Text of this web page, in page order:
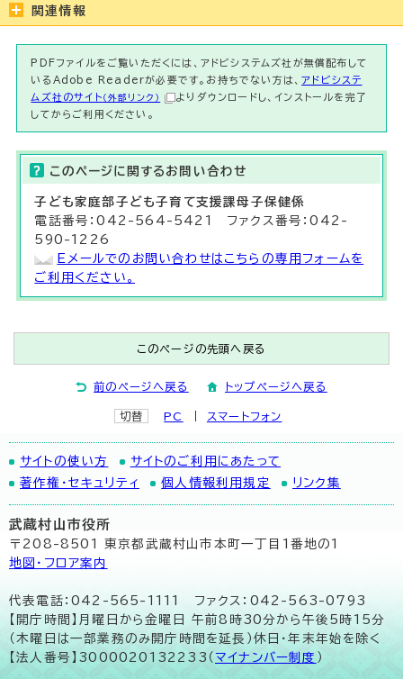
関連情報
PDFファイルをご覧いただくには、アドビシステムズ社が無償配布して
いるAdobe Readerが必要です。お持ちでない方は、アドビシステ
ムズ社のサイト （外部リンク）
よりダウンロードし、インストールを完了
してからご利用ください。
このページに関する お問い合わせ
子ども家庭部子ども子育て支援課母子保健係
電話番号：042-564-5421 ファクス番号：042-
590-1226
Eメールでのお問い合わせはこちらの専用フォームを
ご利用ください。
このページの先頭へ戻る
前のページへ戻る トップページへ戻る
切替 PC スマートフォン
サイトの使い方
サイトのご利用にあたって
著作権・セキュリティ
個人情報利用規定 リンク集
武蔵村山市役所
〒208-8501 東京都武蔵村山市本町一丁目1番地の1
地図･フロア案内
代表電話：042-565-1111 ファクス：042-563-0793
【開庁時間】月曜日から金曜日 午前8時30分から午後5時15分
（木曜日は一部業務のみ開庁時間を延長）休日・年末年始を除く
【法人番号】3000020132233（ マイナンバー制度 ）